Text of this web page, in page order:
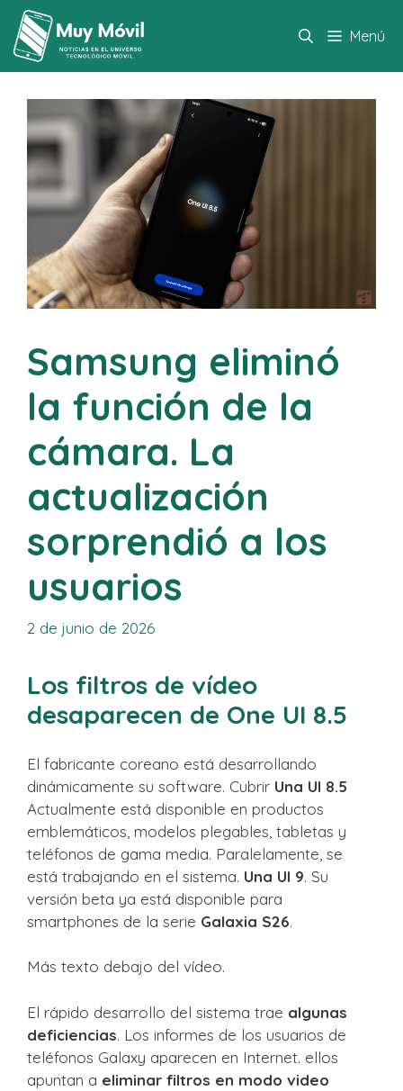
Saltar
contenido
Menú
Samsung eliminó
la función de la
cámara. La
actualización
sorprendió a los
usuarios
2 de junio de 2026
Los filtros de vídeo
desaparecen de One UI 8.5
El fabricante coreano está desarrollando
dinámicamente su software. Cubrir Una UI 8.5
Actualmente está disponible en productos
emblemáticos, modelos plegables, tabletas y
teléfonos de gama media. Paralelamente, se
está trabajando en el sistema. Una UI 9. Su
versión beta ya está disponible para
smartphones de la serie Galaxia S26.
Más texto debajo del vídeo.
El rápido desarrollo del sistema trae algunas
deficiencias. Los informes de los usuarios de
teléfonos Galaxy aparecen en Internet. ellos
apuntan a eliminar filtros en modo video